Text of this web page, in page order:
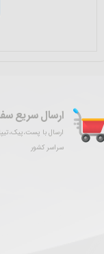
ارسال سریع
ارسال با
سراسر کشور